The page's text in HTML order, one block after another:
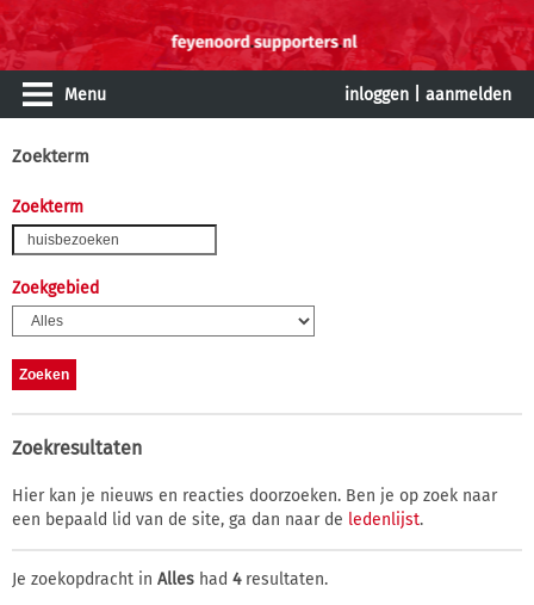
Menu inloggen aanmelden
Zoekterm
Zoekterm
Zoekgebied
Zoekresultaten
Hier kan je nieuws en reacties doorzoeken. Ben je op zoek naar
een bepaald lid van de site, ga dan naar de ledenlijst.
Je zoekopdracht in Alles had 4resultaten.